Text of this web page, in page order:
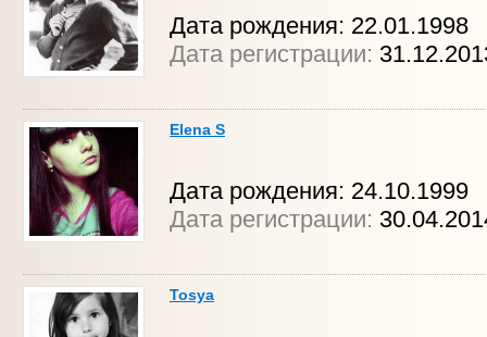
Дата рождения: 22.01.1998
Дата регистрации:
Elena S
Дата рождения: 24.10.1999
Дата регистрации:
Tosya